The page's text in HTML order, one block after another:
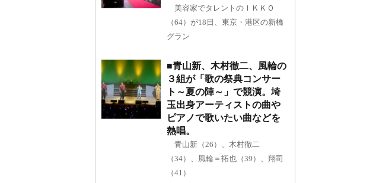
美容家でタレントのＩＫＫＯ
（64）が18日、東京・港区の新橋
グラン
■青山新、木村徹二、風輪の
３組が「歌の祭典コンサー
ト～夏の陣～」で競演。埼
玉出身アーティストの曲や
ピアノで歌いたい曲などを
熱唱。
青山新（26）、木村徹二
（34）、風輪＝拓也（39）、翔司
（41）